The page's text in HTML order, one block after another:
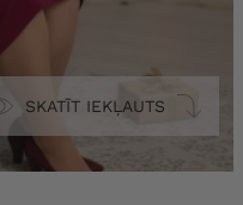
SKATĪT IEKĻAUTS